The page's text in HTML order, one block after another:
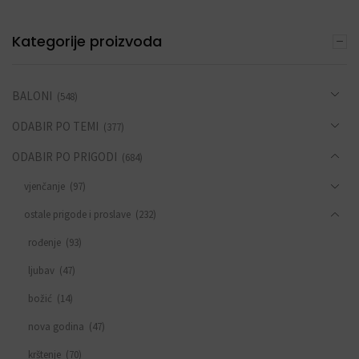
Kategorije proizvoda
BALONI (548)
ODABIR PO TEMI (377)
ODABIR PO PRIGODI (684)
vjenčanje (97)
ostale prigode i proslave (232)
rođenje (93)
ljubav (47)
božić (14)
nova godina (47)
krštenje (70)